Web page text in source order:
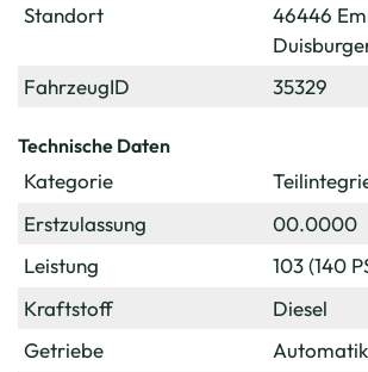
Standort
FahrzeugID
46446
35329
Technische Daten
Kategorie
Erstzulassung
Leistung
Kraftstoff
Getriebe
00.0000
103 (140
Diesel
Automatik